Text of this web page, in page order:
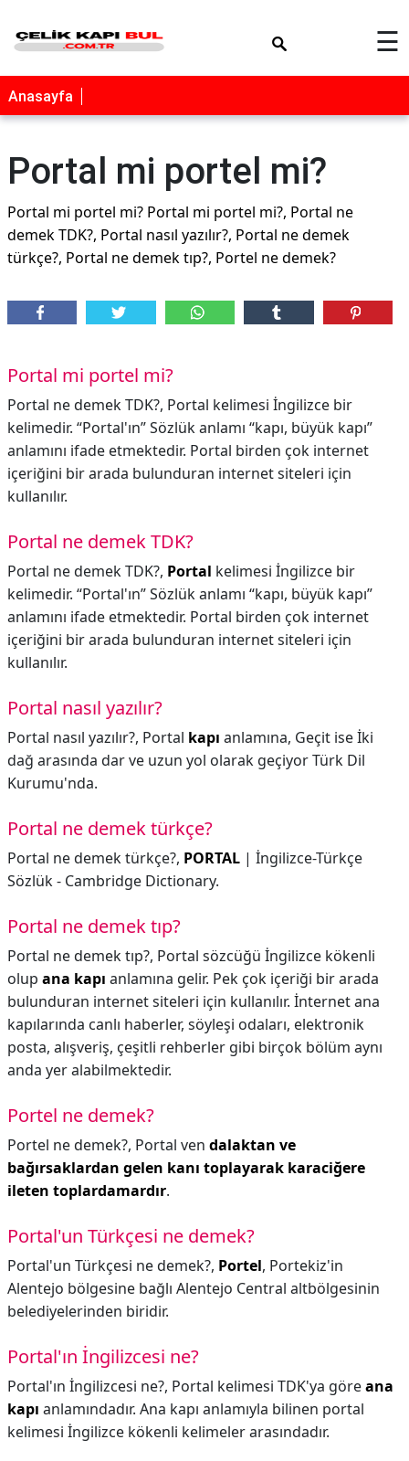
☰
Anasayfa
Portal mi portel mi?
Portal mi portel mi? Portal mi portel mi?, Portal ne
demek TDK?, Portal nasıl yazılır?, Portal ne demek
türkçe?, Portal ne demek tıp?, Portel ne demek?
Portal mi portel mi?
Portal ne demek TDK?, Portal kelimesi İngilizce bir
kelimedir. “Portal'ın” Sözlük anlamı “kapı, büyük kapı”
anlamını ifade etmektedir. Portal birden çok internet
içeriğini bir arada bulunduran internet siteleri için
kullanılır.
Portal ne demek TDK?
Portal ne demek TDK?, Portal kelimesi İngilizce bir
kelimedir. “Portal'ın” Sözlük anlamı “kapı, büyük kapı”
anlamını ifade etmektedir. Portal birden çok internet
içeriğini bir arada bulunduran internet siteleri için
kullanılır.
Portal nasıl yazılır?
Portal nasıl yazılır?, Portal kapı anlamına, Geçit ise İki
dağ arasında dar ve uzun yol olarak geçiyor Türk Dil
Kurumu'nda.
Portal ne demek türkçe?
Portal ne demek türkçe?, PORTAL | İngilizce-Türkçe
Sözlük - Cambridge Dictionary.
Portal ne demek tıp?
Portal ne demek tıp?, Portal sözcüğü İngilizce kökenli
olup ana kapı anlamına gelir. Pek çok içeriği bir arada
bulunduran internet siteleri için kullanılır. İnternet ana
kapılarında canlı haberler, söyleşi odaları, elektronik
posta, alışveriş, çeşitli rehberler gibi birçok bölüm aynı
anda yer alabilmektedir.
Portel ne demek?
Portel ne demek?, Portal ven dalaktan ve
bağırsaklardan gelen kanı toplayarak karaciğere
ileten toplardamardır.
Portal'un Türkçesi ne demek?
Portal'un Türkçesi ne demek?, Portel, Portekiz'in
Alentejo bölgesine bağlı Alentejo Central altbölgesinin
belediyelerinden biridir.
Portal'ın İngilizcesi ne?
Portal'ın İngilizcesi ne?, Portal kelimesi TDK'ya göreana
kapı anlamındadır. Ana kapı anlamıyla bilinen portal
kelimesi İngilizce kökenli kelimeler arasındadır.